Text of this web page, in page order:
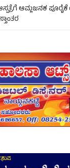
ಆಮ್ಲಜನಕ